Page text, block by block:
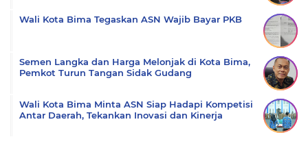
Wali Kota Bima Tegaskan ASN Wajib Bayar PKB
Semen Langka dan Harga Melonjak di Kota Bima,
Pemkot Turun Tangan Sidak Gudang
Wali Kota Bima Minta ASN Siap Hadapi Kompetisi
Antar Daerah, Tekankan Inovasi dan Kinerja